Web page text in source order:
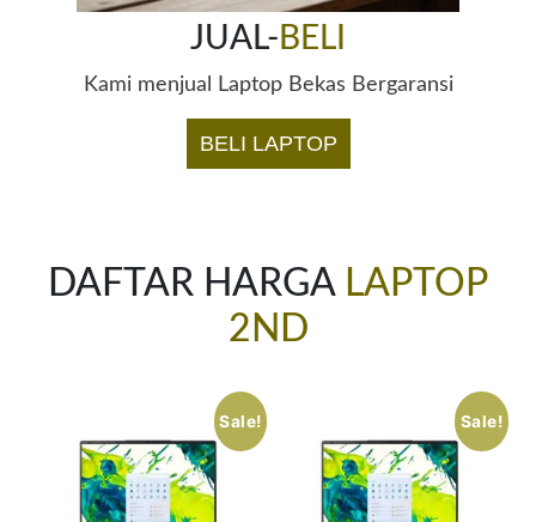
JUAL- BELI
Kami menjual Laptop Bekas Bergaransi
BELI LAPTOP
DAFTAR HARGA LAPTOP
2ND
Sale! Sale!